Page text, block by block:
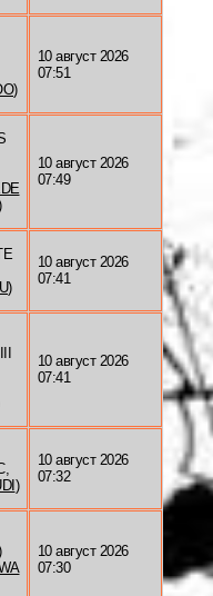
)
10 август 2026
07:51
10 август 2026
07:49
)
10 август 2026
07:41
10 август 2026
07:41
)
10 август 2026
07:32
10 август 2026
07:30